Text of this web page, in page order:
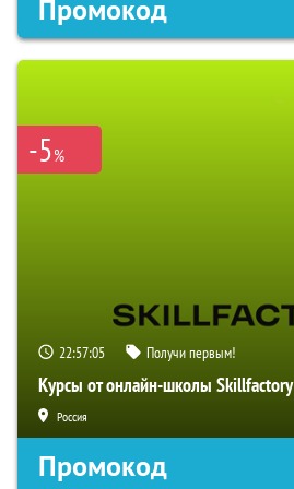
Промокод
-5%
22:57:04 Получи первым!
Курсы от онлайн-школы Skillfactory
Россия
Промокод